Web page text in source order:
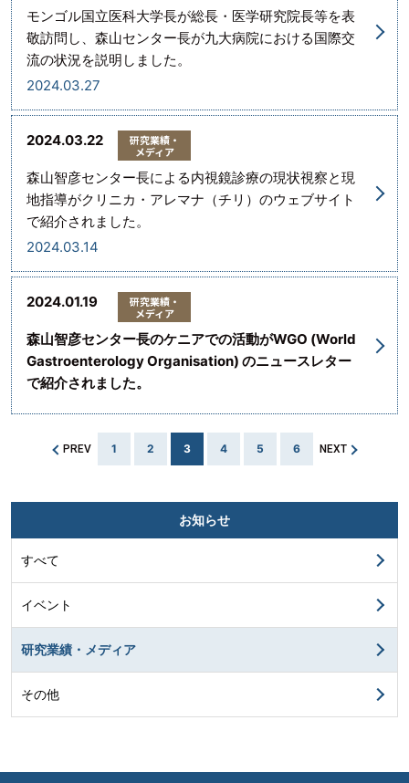
モンゴル国立医科大学長が総長・医学研究院長等を表
敬訪問し、森山センター長が九大病院における国際交
流の状況を説明しました。
2024.03.27
2024.03.22
研究業績・
メディア
森山智彦センター長による内視鏡診療の現状視察と現
地指導がクリニカ・アレマナ（チリ）のウェブサイト
で紹介されました。
2024.03.14
2024.01.19
研究業績・
メディア
森山智彦センター長のケニアでの活動がWGO (World
Gastroenterology Organisation) のニュースレター
で紹介されました。
PREV 1 2 3 4 5 6 NEXT
お知らせ
すべて
イベント
研究業績・メディア
その他